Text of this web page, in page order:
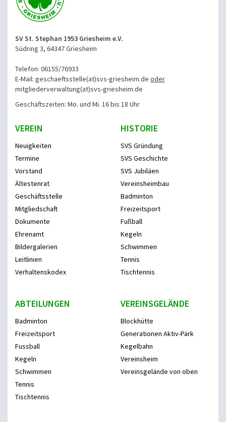
SV St. Stephan 1953 Griesheim e.V.
Südring 3, 64347 Griesheim
Telefon: 06155/76933
E-Mail: geschaeftsstelle(at)svs-griesheim.de oder
mitgliederverwaltung(at)svs-griesheim.de
Geschäftszeiten: Mo. und Mi. 16 bis 18 Uhr
VEREIN
Neuigkeiten
Termine
Vorstand
Ältestenrat
Geschäftsstelle
Mitgliedschaft
Dokumente
Ehrenamt
Bildergalerien
Leitlinien
Verhaltenskodex
HISTORIE
SVS Gründung
SVS Geschichte
SVS Jubiläen
Vereinsheimbau
Badminton
Freizeitsport
Fußball
Kegeln
Schwimmen
Tennis
Tischtennis
ABTEILUNGEN
Badminton
Freizeitsport
Fussball
Kegeln
Schwimmen
Tennis
Tischtennis
VEREINSGELÄNDE
Blockhütte
Generationen Aktiv-Park
Kegelbahn
Vereinsheim
Vereinsgelände von oben